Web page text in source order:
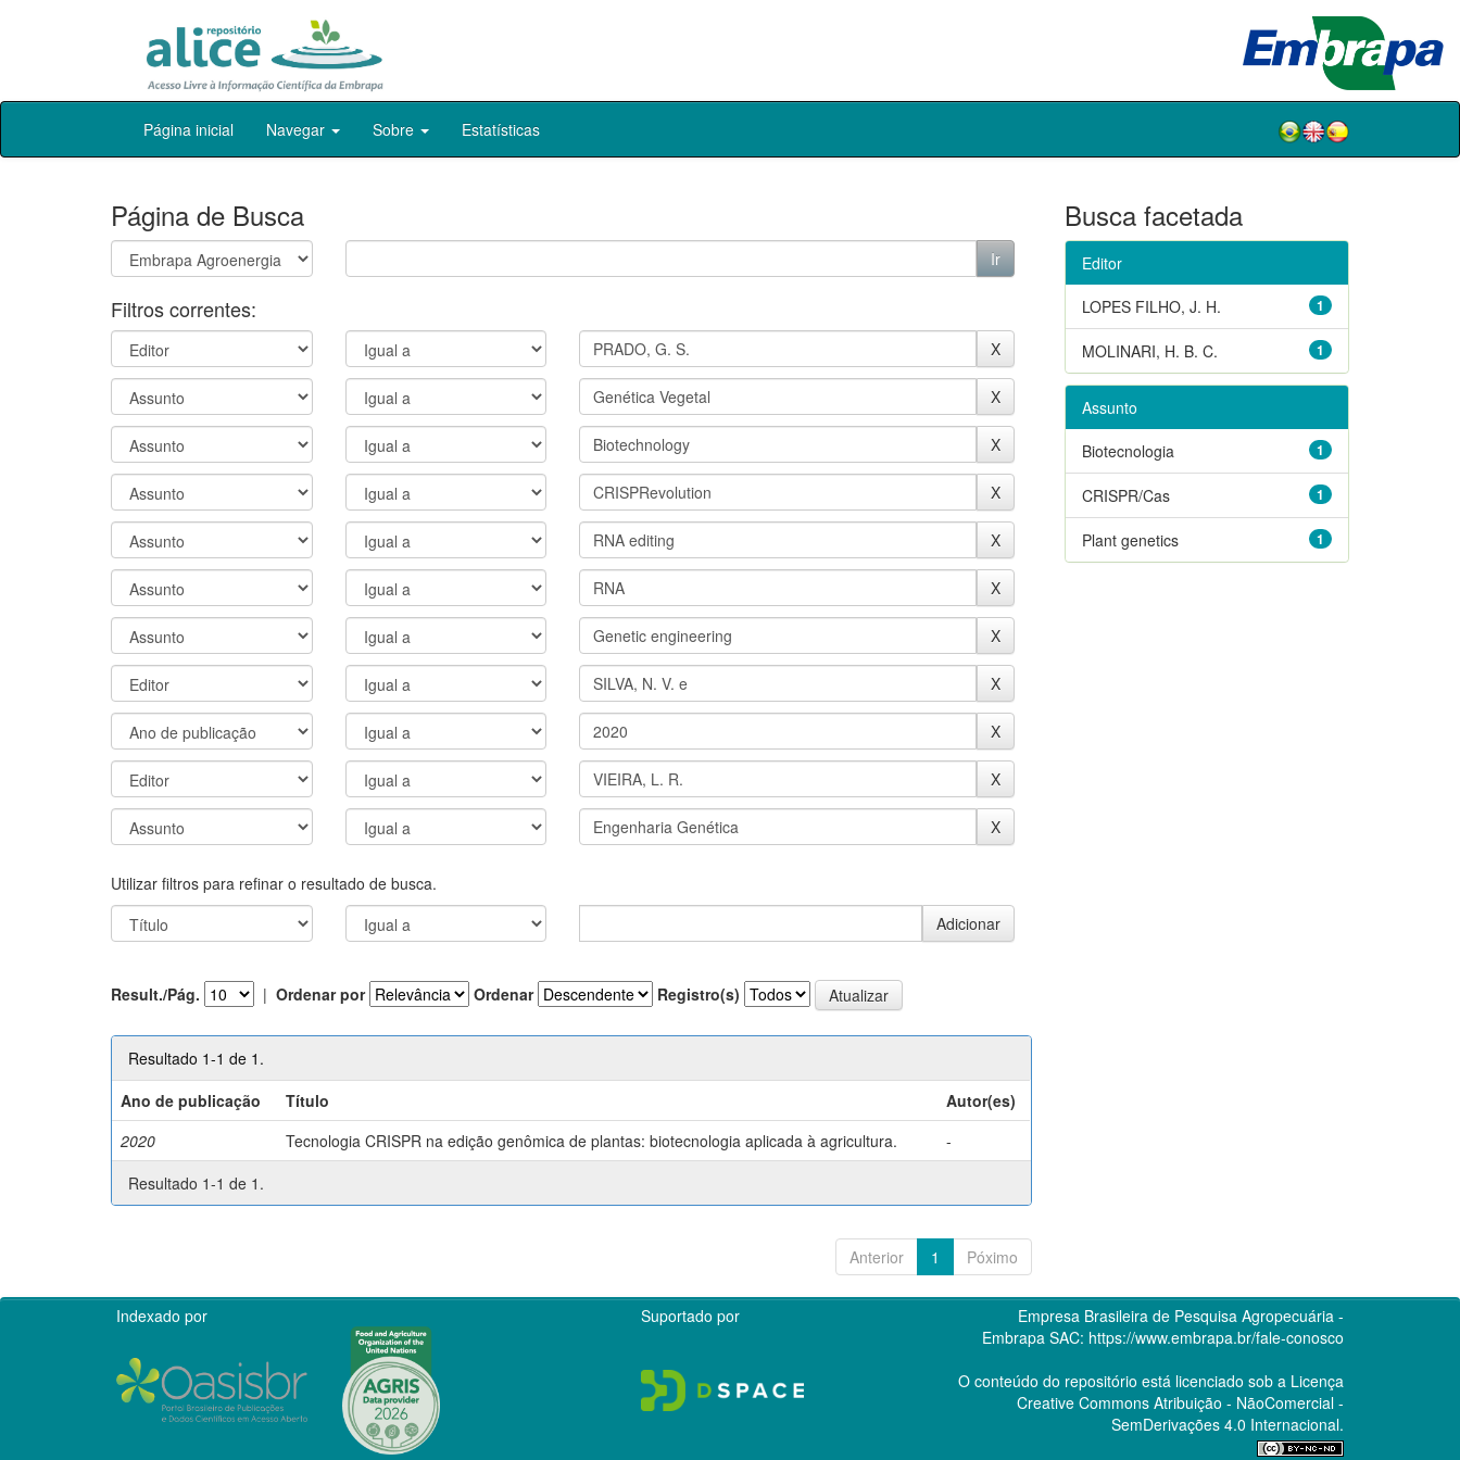
Skip
Página inicial Navegar Sobre Estatísticas
Página de Busca
Filtros correntes:
Utilizar filtros para refinar o resultado de busca.
Result./Pág. | Ordenar por Ordenar Registro(s)
Resultado 1-1 de 1.
Ano de publicação
Título
Autor(es)
2020
Tecnologia CRISPR na edição genômica de plantas: biotecnologia aplicada à agricultura.
-
Resultado 1-1 de 1.
Anterior 1 Póximo
Busca facetada
Editor
1
LOPES FILHO, J. H.
1
MOLINARI, H. B. C.
Assunto
1
Biotecnologia
1
CRISPR/Cas
1
Plant genetics
Indexado por Suportado por
Empresa Brasileira de Pesquisa Agropecuária -
Embrapa SAC: https://www.embrapa.br/fale-conosco
O conteúdo do repositório está licenciado sob a Licença
Creative CommonsAtribuição - NãoComercial -
SemDerivações 4.0 Internacional.